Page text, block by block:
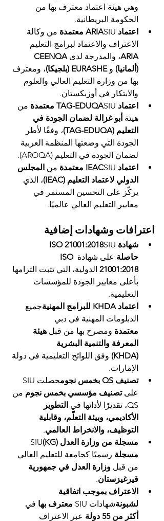
وهي هيئة اعتماد معترف بها من
الحكومة البريطانية.
اعتماد ARIA SIU معتمدة من وكالة
الاعتراف والاعتماد لبرامج التعليم
ARIA، والمدرجة لدى
(ألمانيا) و EURASHE (بلجيكا)
، ومعترف
بها من وزارة التعليم العالي والعلوم
والابتكار في أوزبكستان.
اعتماد TAG-EDUQA SIU معتمدة من
هيئة أبو غزالة لضمان الجودة في
التعليم (TAG-EDUQA)
، وفقًا لأطر
الجودة التي وضعتها المنظمة العربية
لضمان الجودة في التعليم (AROQA).
اعتماد IEAC SIU معتمدة من المجلس
الدولي لاعتماد التعليم (IEAC)
، الذي
يركّز على التحسين المستمر في
معايير التعليم العالي عالميًا.
اعترافات وشهادات إضافية
شهادة ISO 21001:2018 SIU
حاصلة على شهادة ISO
21001:2018 الدولية، التي تثبت التزامها
بأعلى معايير الجودة للمؤسسات
التعليمية.
اعتماد KHDA للبرامج المهنية
جميع
الدبلومات المهنية في دبي
معتمدة ومصرح بها من قبل هيئة
المعرفة والتنمية البشرية
(KHDA)
وفق اللوائح التعليمية في دولة
الإمارات.
تصنيف QS بخمس نجوم
على تصنيف مؤسسي بخمس نجوم من
QS، تقديرًا لأدائها في
التطوير
الأكاديمي، وبيئة التعلّم، وقابلية
التوظيف، والانخراط العالمي.
مسجلة من وزارة العدل (KG)
SIU
مسجلة رسميًا كجامعة للتعليم العالي
من قبل وزارة العدل في جمهورية
قيرغيزستان.
الاعتراف بموجب اتفاقية
لشبونةشهادات SIU معترف بها في
أكثر من 55 دولة
عبر الاعتراف